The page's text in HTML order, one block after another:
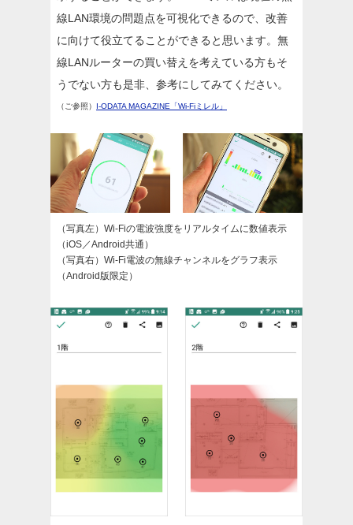
線LAN環境の問題点を可視化できるので、改善
に向けて役立てることができると思います。無
線LANルーターの買い替えを考えている方もそ
うでない方も是非、参考にしてみてください。
（ご参照） I-ODATA MAGAZINE「Wi-Fiミレル」
（写真左）Wi-Fiの電波強度をリアルタイムに数値表示
（iOS／Android共通）
（写真右）Wi-Fi電波の無線チャンネルをグラフ表示
（Android版限定）